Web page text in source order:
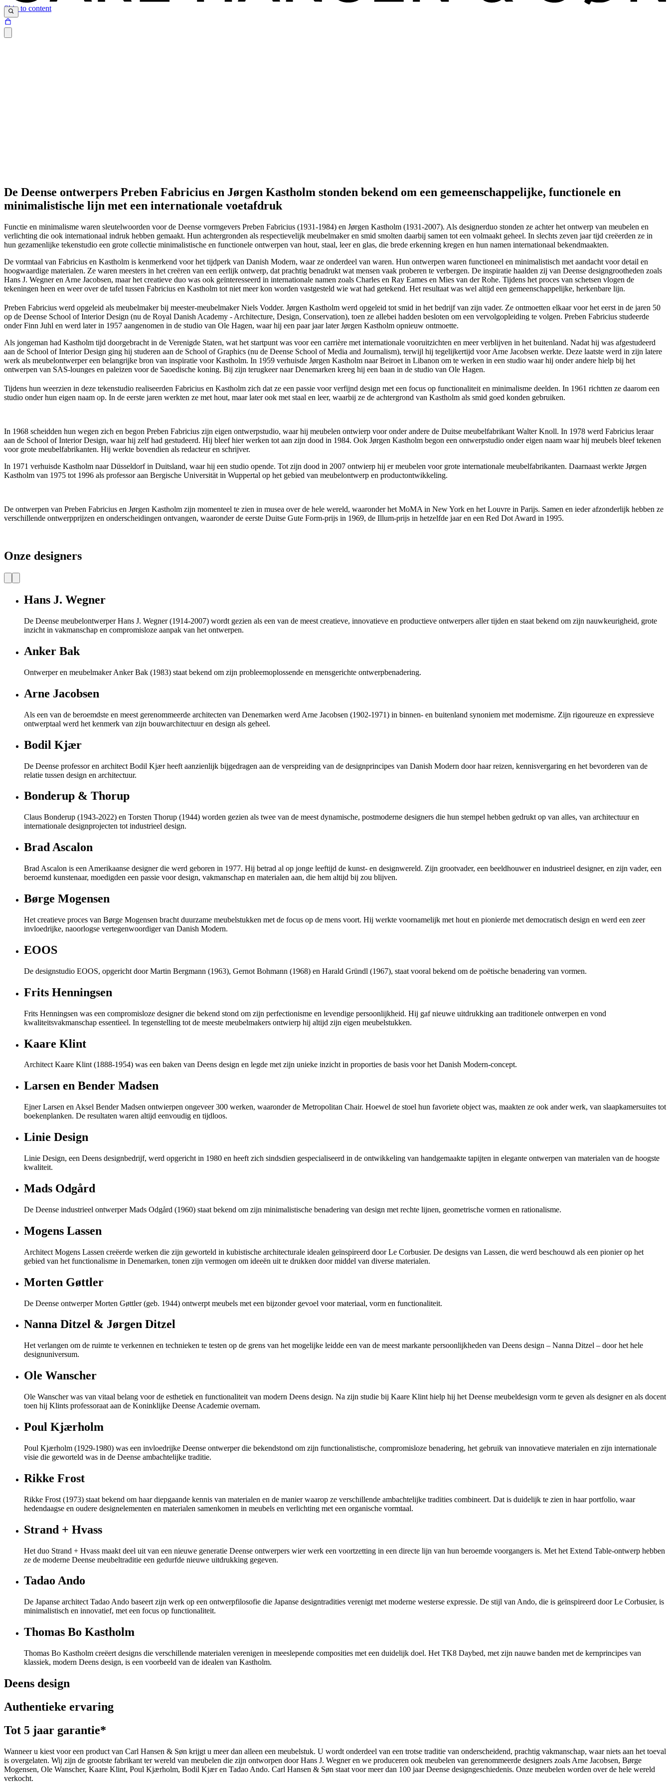
Skip to content
De Deense ontwerpers Preben Fabricius en Jørgen Kastholm stonden bekend om een gemeenschappelijke, functionele en
minimalistische lijn met een internationale voetafdruk
Functie en minimalisme waren sleutelwoorden voor de Deense vormgevers Preben Fabricius (1931-1984) en Jørgen Kastholm (1931-2007). Als designerduo stonden ze achter het ontwerp van meubelen en
verlichting die ook internationaal indruk hebben gemaakt. Hun achtergronden als respectievelijk meubelmaker en smid smolten daarbij samen tot een volmaakt geheel. In slechts zeven jaar tijd creëerden ze in
hun gezamenlijke tekenstudio een grote collectie minimalistische en functionele ontwerpen van hout, staal, leer en glas, die brede erkenning kregen en hun namen internationaal bekendmaakten.
De vormtaal van Fabricius en Kastholm is kenmerkend voor het tijdperk van Danish Modern, waar ze onderdeel van waren. Hun ontwerpen waren functioneel en minimalistisch met aandacht voor detail en
hoogwaardige materialen. Ze waren meesters in het creëren van een eerlijk ontwerp, dat prachtig benadrukt wat mensen vaak proberen te verbergen. De inspiratie haalden zij van Deense designgrootheden zoals
Hans J. Wegner en Arne Jacobsen, maar het creatieve duo was ook geïnteresseerd in internationale namen zoals Charles en Ray Eames en Mies van der Rohe. Tijdens het proces van schetsen vlogen de
tekeningen heen en weer over de tafel tussen Fabricius en Kastholm tot niet meer kon worden vastgesteld wie wat had getekend. Het resultaat was wel altijd een gemeenschappelijke, herkenbare lijn.
Preben Fabricius werd opgeleid als meubelmaker bij meester-meubelmaker Niels Vodder. Jørgen Kastholm werd opgeleid tot smid in het bedrijf van zijn vader. Ze ontmoetten elkaar voor het eerst in de jaren 50
op de Deense School of Interior Design (nu de Royal Danish Academy - Architecture, Design, Conservation), toen ze allebei hadden besloten om een vervolgopleiding te volgen. Preben Fabricius studeerde
onder Finn Juhl en werd later in 1957 aangenomen in de studio van Ole Hagen, waar hij een paar jaar later Jørgen Kastholm opnieuw ontmoette.
Als jongeman had Kastholm tijd doorgebracht in de Verenigde Staten, wat het startpunt was voor een carrière met internationale vooruitzichten en meer verblijven in het buitenland. Nadat hij was afgestudeerd
aan de School of Interior Design ging hij studeren aan de School of Graphics (nu de Deense School of Media and Journalism), terwijl hij tegelijkertijd voor Arne Jacobsen werkte. Deze laatste werd in zijn latere
werk als meubelontwerper een belangrijke bron van inspiratie voor Kastholm. In 1959 verhuisde Jørgen Kastholm naar Beiroet in Libanon om te werken in een studio waar hij onder andere hielp bij het
ontwerpen van SAS-lounges en paleizen voor de Saoedische koning. Bij zijn terugkeer naar Denemarken kreeg hij een baan in de studio van Ole Hagen.
Tijdens hun weerzien in deze tekenstudio realiseerden Fabricius en Kastholm zich dat ze een passie voor verfijnd design met een focus op functionaliteit en minimalisme deelden. In 1961 richtten ze daarom een
studio onder hun eigen naam op. In de eerste jaren werkten ze met hout, maar later ook met staal en leer, waarbij ze de achtergrond van Kastholm als smid goed konden gebruiken.
In 1968 scheidden hun wegen zich en begon Preben Fabricius zijn eigen ontwerpstudio, waar hij meubelen ontwierp voor onder andere de Duitse meubelfabrikant Walter Knoll. In 1978 werd Fabricius leraar
aan de School of Interior Design, waar hij zelf had gestudeerd. Hij bleef hier werken tot aan zijn dood in 1984. Ook Jørgen Kastholm begon een ontwerpstudio onder eigen naam waar hij meubels bleef tekenen
voor grote meubelfabrikanten. Hij werkte bovendien als redacteur en schrijver.
In 1971 verhuisde Kastholm naar Düsseldorf in Duitsland, waar hij een studio opende. Tot zijn dood in 2007 ontwierp hij er meubelen voor grote internationale meubelfabrikanten. Daarnaast werkte Jørgen
Kastholm van 1975 tot 1996 als professor aan Bergische Universität in Wuppertal op het gebied van meubelontwerp en productontwikkeling.
De ontwerpen van Preben Fabricius en Jørgen Kastholm zijn momenteel te zien in musea over de hele wereld, waaronder het MoMA in New York en het Louvre in Parijs. Samen en ieder afzonderlijk hebben ze
verschillende ontwerpprijzen en onderscheidingen ontvangen, waaronder de eerste Duitse Gute Form-prijs in 1969, de Illum-prijs in hetzelfde jaar en een Red Dot Award in 1995.
Onze designers
Hans J. Wegner
De Deense meubelontwerper Hans J. Wegner (1914-2007) wordt gezien als een van de meest creatieve, innovatieve en productieve ontwerpers aller tijden en staat bekend om zijn nauwkeurigheid, grote
inzicht in vakmanschap en compromisloze aanpak van het ontwerpen.
Anker Bak
Ontwerper en meubelmaker Anker Bak (1983) staat bekend om zijn probleemoplossende en mensgerichte ontwerpbenadering.
Arne Jacobsen
Als een van de beroemdste en meest gerenommeerde architecten van Denemarken werd Arne Jacobsen (1902-1971) in binnen- en buitenland synoniem met modernisme. Zijn rigoureuze en expressieve
ontwerptaal werd het kenmerk van zijn bouwarchitectuur en design als geheel.
Bodil Kjær
De Deense professor en architect Bodil Kjær heeft aanzienlijk bijgedragen aan de verspreiding van de designprincipes van Danish Modern door haar reizen, kennisvergaring en het bevorderen van de
relatie tussen design en architectuur.
Bonderup & Thorup
Claus Bonderup (1943-2022) en Torsten Thorup (1944) worden gezien als twee van de meest dynamische, postmoderne designers die hun stempel hebben gedrukt op van alles, van architectuur en
internationale designprojecten tot industrieel design.
Brad Ascalon
Brad Ascalon is een Amerikaanse designer die werd geboren in 1977. Hij betrad al op jonge leeftijd de kunst- en designwereld. Zijn grootvader, een beeldhouwer en industrieel designer, en zijn vader, een
beroemd kunstenaar, moedigden een passie voor design, vakmanschap en materialen aan, die hem altijd bij zou blijven.
Børge Mogensen
Het creatieve proces van Børge Mogensen bracht duurzame meubelstukken met de focus op de mens voort. Hij werkte voornamelijk met hout en pionierde met democratisch design en werd een zeer
invloedrijke, naoorlogse vertegenwoordiger van Danish Modern.
EOOS
De designstudio EOOS, opgericht door Martin Bergmann (1963), Gernot Bohmann (1968) en Harald Gründl (1967), staat vooral bekend om de poëtische benadering van vormen.
Frits Henningsen
Frits Henningsen was een compromisloze designer die bekend stond om zijn perfectionisme en levendige persoonlijkheid. Hij gaf nieuwe uitdrukking aan traditionele ontwerpen en vond
kwaliteitsvakmanschap essentieel. In tegenstelling tot de meeste meubelmakers ontwierp hij altijd zijn eigen meubelstukken.
Kaare Klint
Architect Kaare Klint (1888-1954) was een baken van Deens design en legde met zijn unieke inzicht in proporties de basis voor het Danish Modern-concept.
Larsen en Bender Madsen
Ejner Larsen en Aksel Bender Madsen ontwierpen ongeveer 300 werken, waaronder de Metropolitan Chair. Hoewel de stoel hun favoriete object was, maakten ze ook ander werk, van slaapkamersuites tot
boekenplanken. De resultaten waren altijd eenvoudig en tijdloos.
Linie Design
Linie Design, een Deens designbedrijf, werd opgericht in 1980 en heeft zich sindsdien gespecialiseerd in de ontwikkeling van handgemaakte tapijten in elegante ontwerpen van materialen van de hoogste
kwaliteit.
Mads Odgård
De Deense industrieel ontwerper Mads Odgård (1960) staat bekend om zijn minimalistische benadering van design met rechte lijnen, geometrische vormen en rationalisme.
Mogens Lassen
Architect Mogens Lassen creëerde werken die zijn geworteld in kubistische architecturale idealen geïnspireerd door Le Corbusier. De designs van Lassen, die werd beschouwd als een pionier op het
gebied van het functionalisme in Denemarken, tonen zijn vermogen om ideeën uit te drukken door middel van diverse materialen.
Morten Gøttler
De Deense ontwerper Morten Gøttler (geb. 1944) ontwerpt meubels met een bijzonder gevoel voor materiaal, vorm en functionaliteit.
Nanna Ditzel & Jørgen Ditzel
Het verlangen om de ruimte te verkennen en technieken te testen op de grens van het mogelijke leidde een van de meest markante persoonlijkheden van Deens design – Nanna Ditzel – door het hele
designuniversum.
Ole Wanscher
Ole Wanscher was van vitaal belang voor de esthetiek en functionaliteit van modern Deens design. Na zijn studie bij Kaare Klint hielp hij het Deense meubeldesign vorm te geven als designer en als docent
toen hij Klints professoraat aan de Koninklijke Deense Academie overnam.
Poul Kjærholm
Poul Kjærholm (1929-1980) was een invloedrijke Deense ontwerper die bekendstond om zijn functionalistische, compromisloze benadering, het gebruik van innovatieve materialen en zijn internationale
visie die geworteld was in de Deense ambachtelijke traditie.
Rikke Frost
Rikke Frost (1973) staat bekend om haar diepgaande kennis van materialen en de manier waarop ze verschillende ambachtelijke tradities combineert. Dat is duidelijk te zien in haar portfolio, waar
hedendaagse en oudere designelementen en materialen samenkomen in meubels en verlichting met een organische vormtaal.
Strand + Hvass
Het duo Strand + Hvass maakt deel uit van een nieuwe generatie Deense ontwerpers wier werk een voortzetting in een directe lijn van hun beroemde voorgangers is. Met het Extend Table-ontwerp hebben
ze de moderne Deense meubeltraditie een gedurfde nieuwe uitdrukking gegeven.
Tadao Ando
De Japanse architect Tadao Ando baseert zijn werk op een ontwerpfilosofie die Japanse designtradities verenigt met moderne westerse expressie. De stijl van Ando, die is geïnspireerd door Le Corbusier, is
minimalistisch en innovatief, met een focus op functionaliteit.
Thomas Bo Kastholm
Thomas Bo Kastholm creëert designs die verschillende materialen verenigen in meeslepende composities met een duidelijk doel. Het TK8 Daybed, met zijn nauwe banden met de kernprincipes van
klassiek, modern Deens design, is een voorbeeld van de idealen van Kastholm.
Deens design
Authentieke ervaring
Tot 5 jaar garantie*
Wanneer u kiest voor een product van Carl Hansen & Søn krijgt u meer dan alleen een meubelstuk. U wordt onderdeel van een trotse traditie van onderscheidend, prachtig vakmanschap, waar niets aan het toeval
is overgelaten. Wij zijn de grootste fabrikant ter wereld van meubelen die zijn ontworpen door Hans J. Wegner en we produceren ook meubelen van gerenommeerde designers zoals Arne Jacobsen, Børge
Mogensen, Ole Wanscher, Kaare Klint, Poul Kjærholm, Bodil Kjær en Tadao Ando. Carl Hansen & Søn staat voor meer dan 100 jaar Deense designgeschiedenis. Onze meubelen worden over de hele wereld
verkocht.